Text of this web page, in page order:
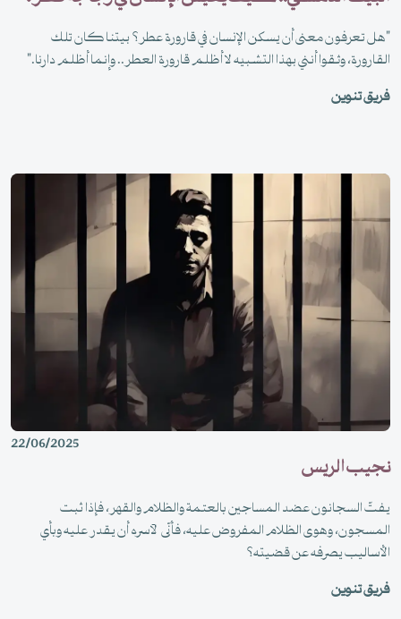
"هل تعرفون معنى أن يسكن الإنسان في قارورة عطر؟ بيتنا كان تلك
القارورة، وثقوا أنني بهذا التشبيه لا أظلم قارورة العطر.. وإنما أظلم دارنا."
فريق تنوين
22/06/2025
نجيب الريس
يفتّ السجانون عضد المساجين بالعتمة والظلام والقهر، فإذا ثبت
المسجون، وهوى الظلام المفروض عليه، فأنّى لآسره أن يقدر عليه وبأي
الأساليب يصرفه عن قضيته؟
فريق تنوين